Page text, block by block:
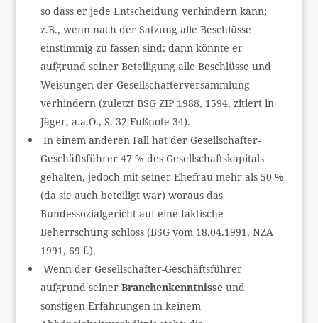
so dass er jede Entscheidung verhindern kann;
z.B., wenn nach der Satzung alle Beschlüsse
einstimmig zu fassen sind; dann könnte er
aufgrund seiner Beteiligung alle Beschlüsse und
Weisungen der Gesellschafterversammlung
verhindern (zuletzt BSG ZIP 1988, 1594, zitiert in
Jäger, a.a.O., S. 32 Fußnote 34).
In einem anderen Fall hat der Gesellschafter-
Geschäftsführer 47 % des Gesellschaftskapitals
gehalten, jedoch mit seiner Ehefrau mehr als 50 %
(da sie auch beteiligt war) woraus das
Bundessozialgericht auf eine faktische
Beherrschung schloss (BSG vom 18.04.1991, NZA
1991, 69 f.).
Wenn der Gesellschafter-Geschäftsführer
aufgrund seiner Branchenkenntnisseund
sonstigen Erfahrungen in keinem